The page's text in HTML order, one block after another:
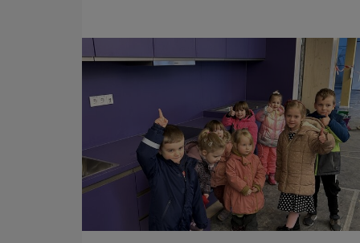
Name
Anbieter
Zweck
Cookie
Cookie